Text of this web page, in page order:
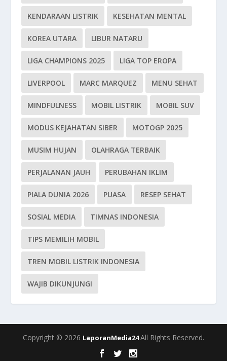
KENDARAAN LISTRIK KESEHATAN MENTAL
KOREA UTARA LIBUR NATARU
LIGA CHAMPIONS 2025 LIGA TOP EROPA
LIVERPOOL MARC MARQUEZ MENU SEHAT
MINDFULNESS MOBIL LISTRIK MOBIL SUV
MODUS KEJAHATAN SIBER MOTOGP 2025
MUSIM HUJAN OLAHRAGA TERBAIK
PERJALANAN JAUH PERUBAHAN IKLIM
PIALA DUNIA 2026 PUASA RESEP SEHAT
SOSIAL MEDIA TIMNAS INDONESIA
TIPS MEMILIH MOBIL
TREN MOBIL LISTRIK INDONESIA
WAJIB DIKUNJUNGI
Copyright © 2026 LaporanMedia24All Rights Reserved.